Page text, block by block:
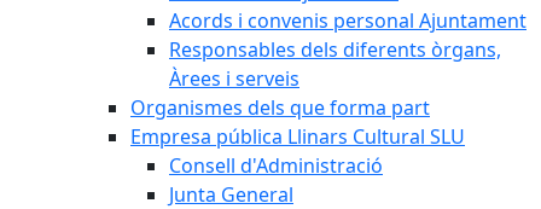
Acords i convenis personal Ajuntament
Responsables dels diferents òrgans,
Àrees i serveis
Organismes dels que forma part
Empresa pública Llinars Cultural SLU
Consell d'Administració
Junta General